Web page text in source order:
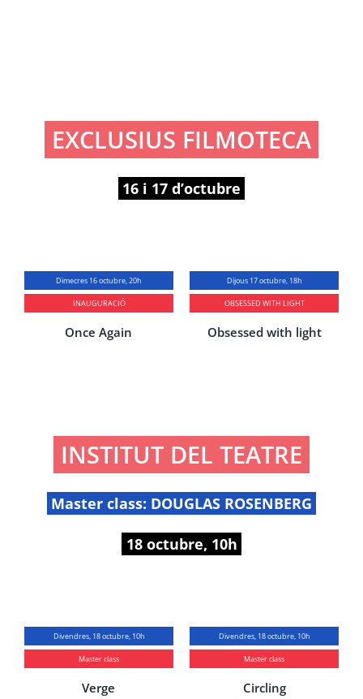
EXCLUSIUS FILMOTECA
16 i 17 d’octubre
Dimecres 16 octubre, 20h
INAUGURACIÓ
Once Again
Dijous 17 octubre, 18h
OBSESSED WITH LIGHT
Obsessed with light
INSTITUT DEL TEATRE
Master class: DOUGLAS ROSENBERG
18 octubre, 10h
Divendres, 18 octubre, 10h
Master class
Verge
Divendres, 18 octubre, 10h
Master class
Circling